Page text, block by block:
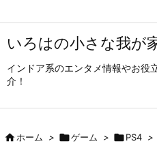
いろはの小さな我が
インドア系のエンタメ情報やお役
介！
ホーム > ゲーム > PS4 >